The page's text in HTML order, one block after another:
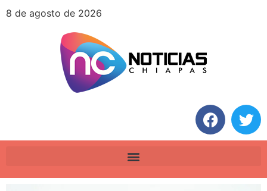
8 de agosto de 2026